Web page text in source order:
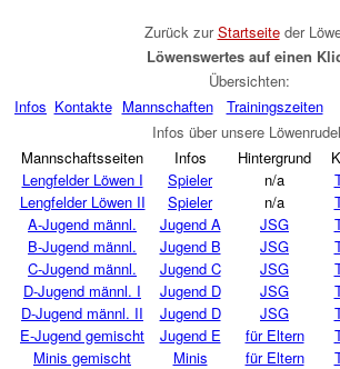
Zurück zurStartseiteder
Löwenswertes auf einen
Übersichten:
Infos Kontakte Mannschaften Trainingszeiten
Infos über unsere
Mannschaftsseiten
Infos Hintergrund
Lengfelder Löwen I
Spieler n/a
Lengfelder Löwen II
Spieler n/a
A-Jugend männl.
Jugend A JSG
B-Jugend männl.
Jugend B JSG
C-Jugend männl.
Jugend C JSG
D-Jugend männl. I
Jugend D JSG
D-Jugend männl. II
Jugend D JSG
E-Jugend gemischt
Jugend E für Eltern
Minis gemischt
Minis für Eltern